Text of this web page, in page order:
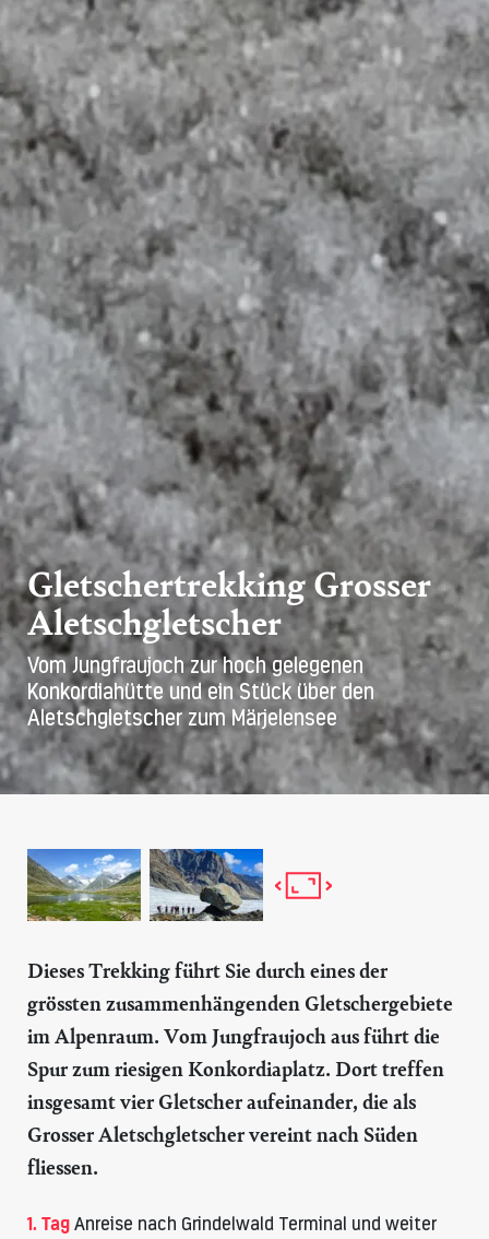
Gletschertrekking Grosser
Aletschgletscher
Vom Jungfraujoch zur hoch gelegenen
Konkordiahütte und ein Stück über den
Aletschgletscher zum Märjelensee
Dieses Trekking führt Sie durch eines der
grössten zusammenhängenden Gletschergebiete
im Alpenraum. Vom Jungfraujoch aus führt die
Spur zum riesigen Konkordiaplatz. Dort treffen
insgesamt vier Gletscher aufeinander, die als
Grosser Aletschgletscher vereint nach Süden
fliessen.
1. Tag Anreise nach Grindelwald Terminal und weiter